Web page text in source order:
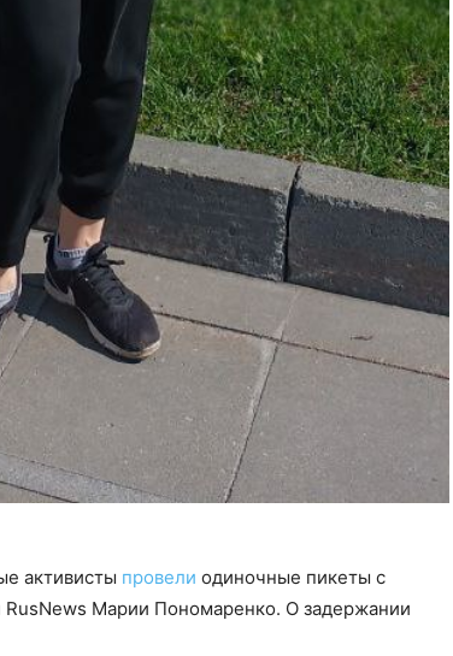
активисты провели одиночные пикеты с
Марии Пономаренко. О задержании